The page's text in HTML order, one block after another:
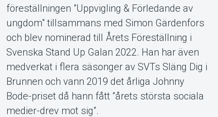
föreställningen "Uppvigling & Förledande av
ungdom" tillsammans med Simon Gärdenfors
och blev nominerad till Årets Föreställning i
Svenska Stand Up Galan 2022. Han har även
medverkat i flera säsonger av SVTs Släng Dig i
Brunnen och vann 2019 det årliga Johnny
Bode-priset då hann fått ”årets största sociala
medier-drev mot sig”.